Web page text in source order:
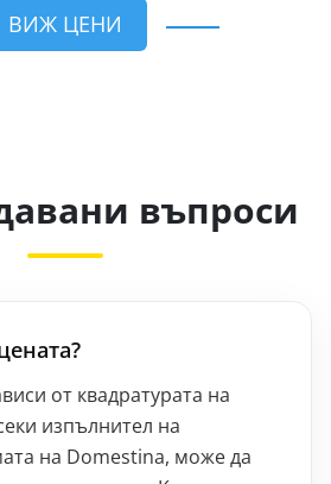
ВИЖ ЦЕНИ
въпроси
от квадратурата на
изпълнител на
на Domestina, може да